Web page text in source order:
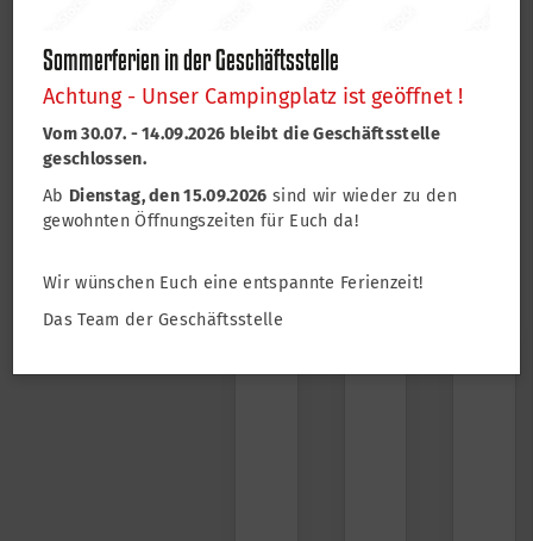
Danke an alle Partner und Sponsoren, die unseren
Verein unterstützen:
Sommerferien in der Geschäftsstelle
Achtung - Unser Campingplatz ist geöffnet !
Vom 30.07. - 14.09.2026 bleibt die Geschäftsstelle
geschlossen.
Ab Dienstag, den 15.09.2026 sind wir wieder zu den
gewohnten Öffnungszeiten für Euch da!
Wir wünschen Euch eine entspannte Ferienzeit!
Das Team der Geschäftsstelle